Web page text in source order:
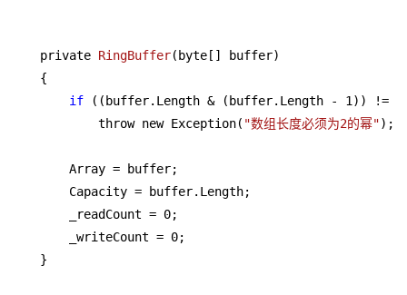
    private
RingBuffer(byte[] buffer)
    {
if ((buffer.Length & (buffer.Length - 1 )) !=
            throw new Exception(
"数组长度必须为2的幂");
        Array = buffer;
        Capacity = buffer.Length;
        _readCount =
0;
        _writeCount =
0;
    }